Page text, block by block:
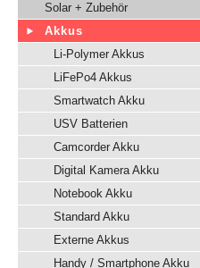
Solar + Zubehör
Akkus
Li-Polymer Akkus
LiFePo4 Akkus
Smartwatch Akku
USV Batterien
Camcorder Akku
Digital Kamera Akku
Notebook Akku
Standard Akku
Externe Akkus
Handy / Smartphone Akku